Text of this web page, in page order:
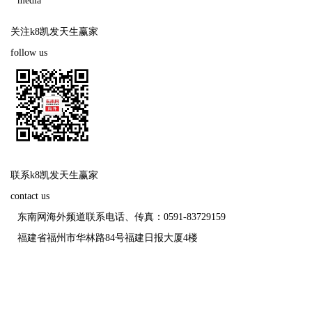
关注k8凯发天生赢家
follow us
联系k8凯发天生赢家
contact us
东南网海外频道联系电话、传真：0591-83729159
福建省福州市华林路84号福建日报大厦4楼